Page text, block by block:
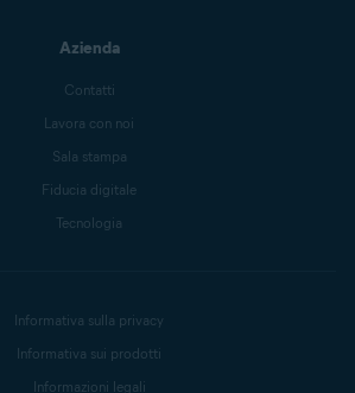
Azienda
Contatti
Lavora con noi
Sala stampa
Fiducia digitale
Tecnologia
Informativa sulla privacy
Informativa sui prodotti
Informazioni legali